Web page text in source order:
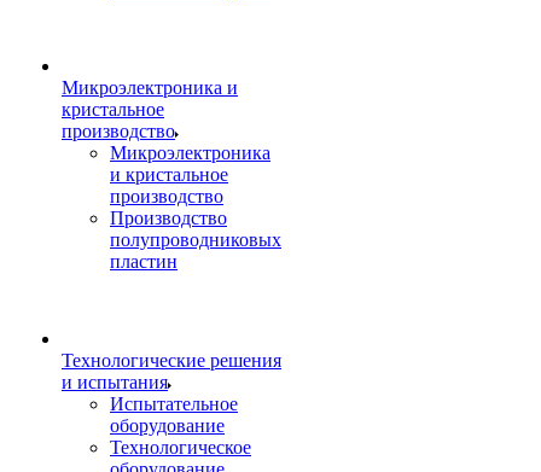
Микроэлектроника и
кристальное
производство
Микроэлектроника
и кристальное
производство
Производство
полупроводниковых
пластин
Технологические решения
и испытания
Испытательное
оборудование
Технологическое